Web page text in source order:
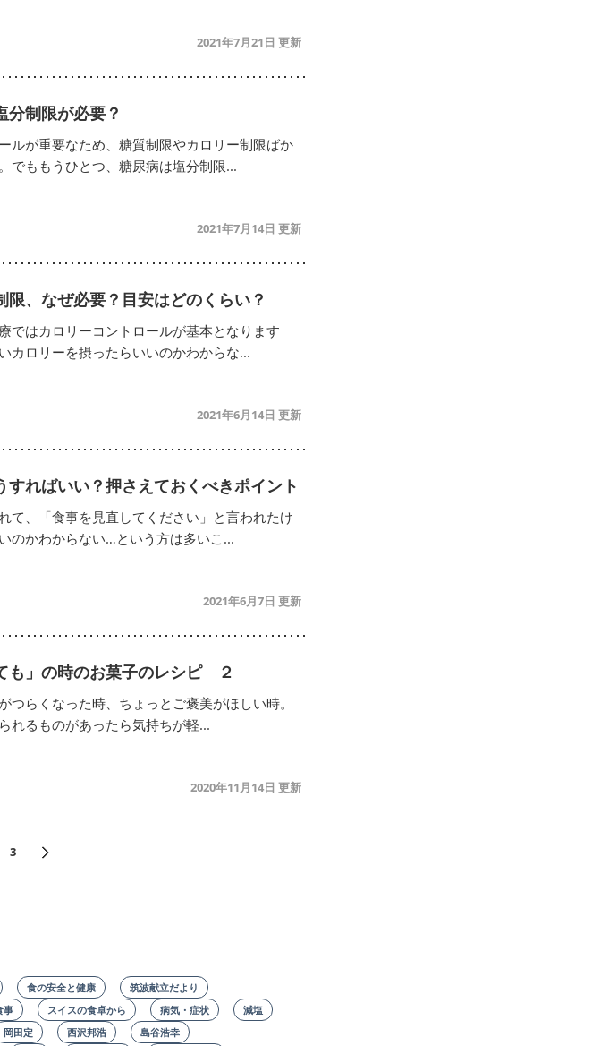
2021年7月21日
分制限が必要？
ルが重要なため、糖質制限やカロリー制限ばか
でももうひとつ、糖尿病は塩分制限...
2021年7月14日
限、なぜ必要？目安はどのくらい？
ではカロリーコントロールが基本となります
カロリーを摂ったらいいのかわからな...
2021年6月14日
すればいい？押さえておくべきポイント
て、「食事を見直してください」と言われたけ
のかわからない…という方は多いこ...
2021年6月7日
も」の時のお菓子のレシピ ２
つらくなった時、ちょっとご褒美がほしい時。
れるものがあったら気持ちが軽...
2020年11月14日
3
食の安全と健康
筑波献立だより
事 スイスの食卓から 病気・症状
減塩
岡田定 西沢邦浩
島谷浩幸